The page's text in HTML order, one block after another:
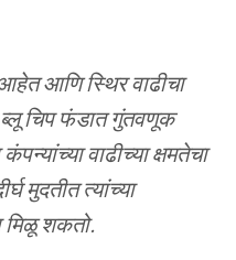
आणि स्थिर वाढीचा
ब्लू चिप फंडात गुंतवणूक
कंपन्यांच्या वाढीच्या क्षमतेचा
मुदतीत त्यांच्या
मिळू शकतो.